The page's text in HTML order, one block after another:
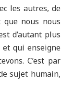
les autres, de
nous nous
d’autant plus
qui enseigne
C’est par
sujet humain,